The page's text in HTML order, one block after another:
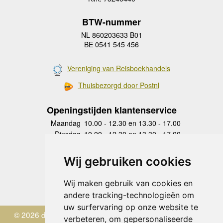
Wij gebruiken cookies
Wij maken gebruik van cookies en
andere tracking-technologieën om
uw surfervaring op onze website te
verbeteren, om gepersonaliseerde
BTW-nummer
NL 860203633 B01
BE 0541 545 456
Vereniging van Reisboekhandels
Thuisbezorgd door Postnl
Openingstijden klantenservice
Maandag 10.00 - 12.30 en 13.30 - 17.00
Dinsdag 10.00 - 12.30 en 13.30 - 17.00
Donderdag
10.00 - 12.30 en 13.30 - 17.00
Vrijdag 10.00 - 12.30 en 13.30 - 17.00
Zaterdag
gesloten
Zondag gesloten
© 2026 de Zwerver